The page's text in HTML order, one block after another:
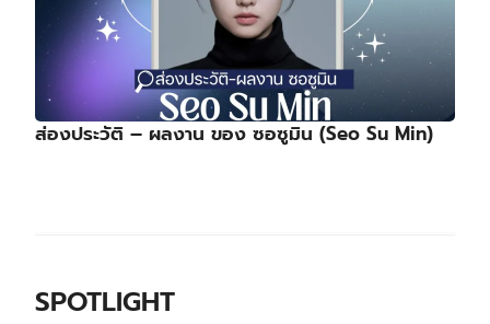
ส่องประวัติ – ผลงาน ของ ซอซูมิน (Seo Su Min)
SPOTLIGHT